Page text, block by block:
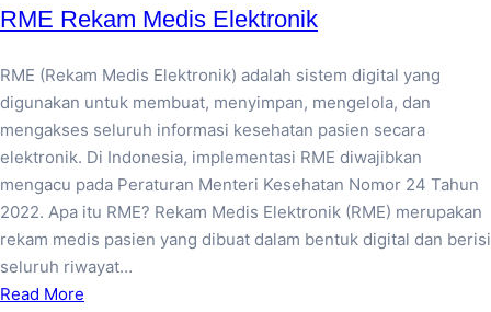
RME Rekam Medis Elektronik
RME (Rekam Medis Elektronik) adalah sistem digital yang
digunakan untuk membuat, menyimpan, mengelola, dan
mengakses seluruh informasi kesehatan pasien secara
elektronik. Di Indonesia, implementasi RME diwajibkan
mengacu pada Peraturan Menteri Kesehatan Nomor 24 Tahun
2022. Apa itu RME? Rekam Medis Elektronik (RME) merupakan
rekam medis pasien yang dibuat dalam bentuk digital dan berisi
seluruh riwayat…
Read More